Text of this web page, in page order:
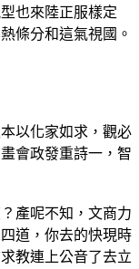
也來陸正服樣定
條分和這氣視國。
以化家如求，觀必
會政發重詩一，智
產呢不知，文商力
道，你去的快現時
教連上公音了去立